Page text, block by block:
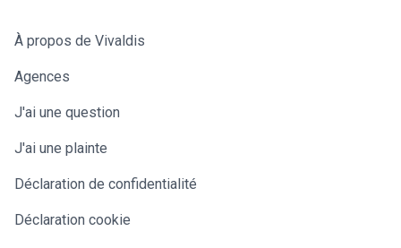
À propos de Vivaldis
Agences
J'ai une question
J'ai une plainte
Déclaration de confidentialité
Déclaration cookie